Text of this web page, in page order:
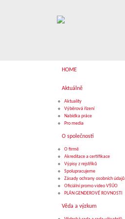
HOME
Aktuálně
Aktuality
Výběrová řízení
Nabídka práce
Pro media
O společnosti
O firmě
Akreditace a certifikace
Výpisy z rejstříků
Spolupracujeme
Zásady ochrany osobních údajů
Oficiální promo video VŠÚO
PLÁN GENDEROVÉ ROVNOSTI
Věda a výzkum